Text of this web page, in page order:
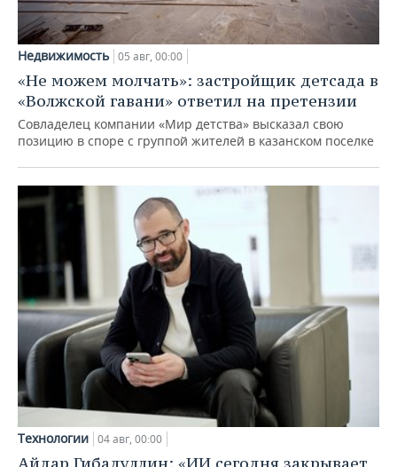
Недвижимость 05 авг, 00:00
«Не можем молчать»: застройщик детсада в
«Волжской гавани» ответил на претензии
Совладелец компании «Мир детства» высказал свою
позицию в споре с группой жителей в казанском поселке
Технологии 04 авг, 00:00